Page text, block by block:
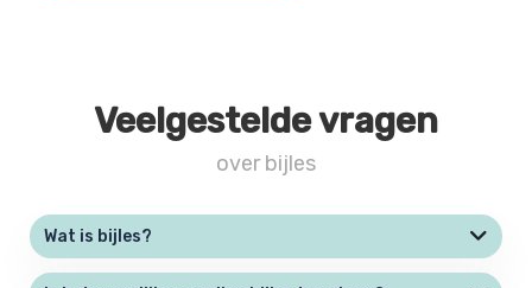
Veelgestelde vragen
over bijles
Wat is bijles?